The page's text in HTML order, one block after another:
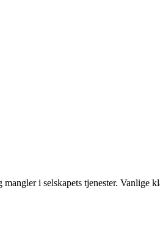
i selskapets tjenester.